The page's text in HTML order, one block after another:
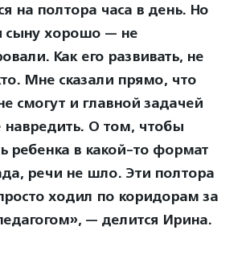
на полтора часа в день. Но
сыну хорошо — не
Как его развивать, не
Мне сказали прямо, что
смогут и главной задачей
навредить. О том, чтобы
ребенка в какой-то формат
речи не шло. Эти полтора
ходил по коридорам за
— делится Ирина.